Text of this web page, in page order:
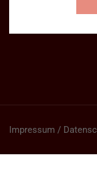
Impressum /